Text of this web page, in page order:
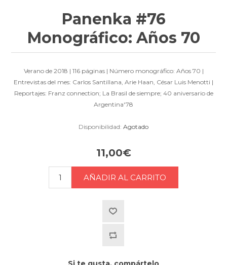
Panenka #76
Monográfico: Años 70
Verano de 2018 | 116 páginas | Número monográfico: Años 70 |
Entrevistas del mes: Carlos Santillana, Arie Haan, César Luis Menotti |
Reportajes: Franz connection; La Brasil de siempre; 40 aniversario de
Argentina'78
Disponibilidad: Agotado
11,00€